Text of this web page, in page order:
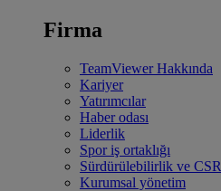
Firma
TeamViewer Hakkında
Kariyer
Yatırımcılar
Haber odası
Liderlik
Spor iş ortaklığı
Sürdürülebilirlik ve CSR
Kurumsal yönetim